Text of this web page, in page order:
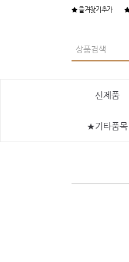
즐겨찾기추가
신제품
★기타품목